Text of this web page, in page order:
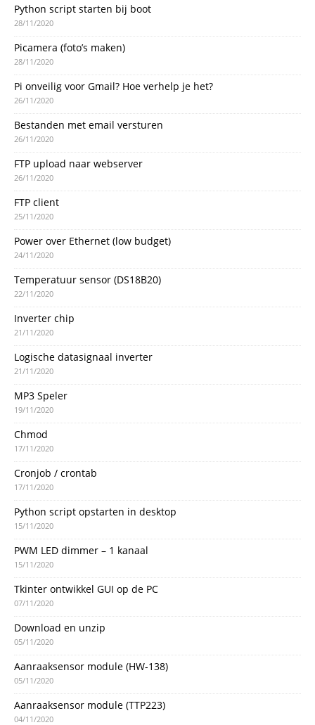
Python script starten bij boot
28/11/2020
Picamera (foto’s maken)
28/11/2020
Pi onveilig voor Gmail? Hoe verhelp je het?
26/11/2020
Bestanden met email versturen
26/11/2020
FTP upload naar webserver
26/11/2020
FTP client
25/11/2020
Power over Ethernet (low budget)
24/11/2020
Temperatuur sensor (DS18B20)
22/11/2020
Inverter chip
21/11/2020
Logische datasignaal inverter
21/11/2020
MP3 Speler
19/11/2020
Chmod
17/11/2020
Cronjob / crontab
17/11/2020
Python script opstarten in desktop
15/11/2020
PWM LED dimmer – 1 kanaal
15/11/2020
Tkinter ontwikkel GUI op de PC
07/11/2020
Download en unzip
05/11/2020
Aanraaksensor module (HW-138)
05/11/2020
Aanraaksensor module (TTP223)
04/11/2020